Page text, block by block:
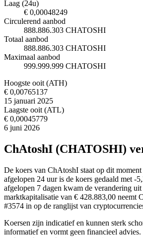
Laag (24u)
€ 0,00048249
Circulerend aanbod
888.886.303 CHATOSHI
Totaal aanbod
888.886.303 CHATOSHI
Maximaal aanbod
999.999.999 CHATOSHI
Hoogste ooit (ATH)
€ 0,00765137
15 januari 2025
Laagste ooit (ATL)
€ 0,00045779
6 juni 2026
ChAtoshI (CHATOSHI)
De koers van ChAtoshI staat op dit
afgelopen 24 uur is de koers gedaald met -
afgelopen 7 dagen kwam de verandering
marktkapitalisatie van € 428.883,00 neemt
#3574 in op de ranglijst van
Koersen zijn indicatief en kunnen sterk
informatief en vormt geen financieel